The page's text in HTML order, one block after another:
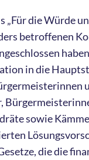
die Würde
betroffenen
in die
sowie
die die